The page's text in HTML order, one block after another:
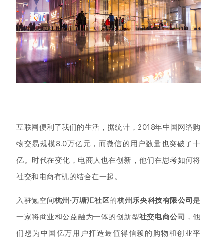
互联网便利了我们的生活，据统计，2018年中国网络购
物交易规模8.0万亿元，而微信的用户数量也突破了十
亿。 时代在变化，电商人也在创新，他们在思考如何将
社交和电商有机的结合在一起。
入驻氪空间杭州·万塘汇社区的杭州乐央科技有限公司是
一家将商业和公益融为一体的创新型社交电商公司 ，他
们想为中国亿万用户打造最值得信赖的购物和创业平